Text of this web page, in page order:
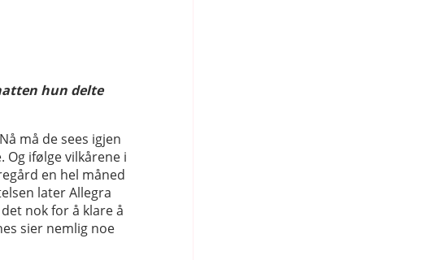
hun delte
må de sees igjen
ifølge vilkårene i
en hel måned
later Allegra
nok for å klare å
sier nemlig noe